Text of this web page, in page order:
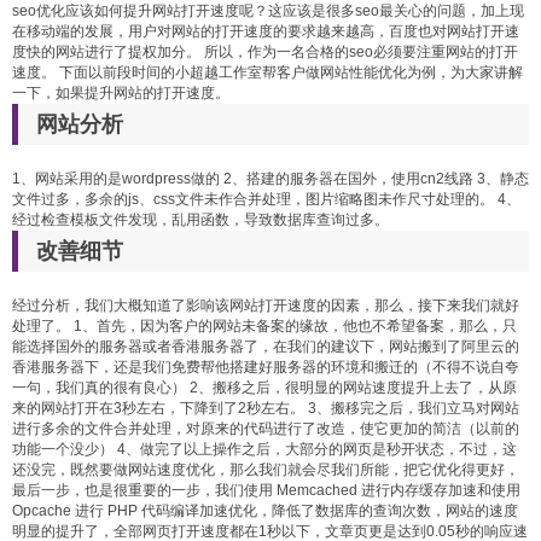
seo优化应该如何提升网站打开速度呢？这应该是很多seo最关心的问题，加上现
在移动端的发展，用户对网站的打开速度的要求越来越高，百度也对网站打开速
度快的网站进行了提权加分。 所以，作为一名合格的seo必须要注重网站的打开
速度。 下面以前段时间的小超越工作室帮客户做网站性能优化为例，为大家讲解
一下，如果提升网站的打开速度。
网站分析
1、网站采用的是wordpress做的 2、搭建的服务器在国外，使用cn2线路 3、静态
文件过多，多余的js、css文件未作合并处理，图片缩略图未作尺寸处理的。 4、
经过检查模板文件发现，乱用函数，导致数据库查询过多。
改善细节
经过分析，我们大概知道了影响该网站打开速度的因素，那么，接下来我们就好
处理了。 1、首先，因为客户的网站未备案的缘故，他也不希望备案，那么，只
能选择国外的服务器或者香港服务器了，在我们的建议下，网站搬到了阿里云的
香港服务器下，还是我们免费帮他搭建好服务器的环境和搬迁的（不得不说自夸
一句，我们真的很有良心） 2、搬移之后，很明显的网站速度提升上去了，从原
来的网站打开在3秒左右，下降到了2秒左右。 3、搬移完之后，我们立马对网站
进行多余的文件合并处理，对原来的代码进行了改造，使它更加的简洁（以前的
功能一个没少） 4、做完了以上操作之后，大部分的网页是秒开状态，不过，这
还没完，既然要做网站速度优化，那么我们就会尽我们所能，把它优化得更好，
最后一步，也是很重要的一步，我们使用 Memcached 进行内存缓存加速和使用
Opcache 进行 PHP 代码编译加速优化，降低了数据库的查询次数，网站的速度
明显的提升了，全部网页打开速度都在1秒以下，文章页更是达到0.05秒的响应速